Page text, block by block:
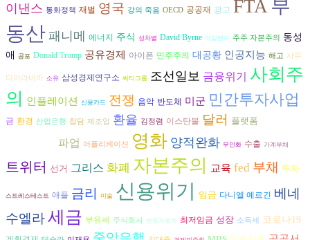
이낸스 통화정책 재벌 영국 강의 죽음 OECD 공공재 광고 FTA 부
동산 패니메 에너지 주식 성차별 David Byrne 아일랜드 주주 자본주의
동성
애
공포 Donald Trump 공유경제 아이폰 민주주의 대공황 인공지능 해고 사우
디아라비아 소유 삼성경제연구소 씨티그룹 조선일보 금융위기 사회주
의
인플레이션 신용카드 전쟁 음악 반도체 미군 민간투자사업
금 환경 산업은행 잡담 제조업 환율 김정렴 이스탄불 달러 플랫폼
파업 어플리케이션 영화 양적완화 무인화 수출 가계부채
트위터 선거 그리스 화폐 자본주의 교육 fed 부채 투자
스트레스테스트 애플 금리 미술 신용위기 임금 다니엘 예르긴 베네
수엘라세금 부유세 주식회사 쌍용자동차 최저임금 성장 소득세 코로나19